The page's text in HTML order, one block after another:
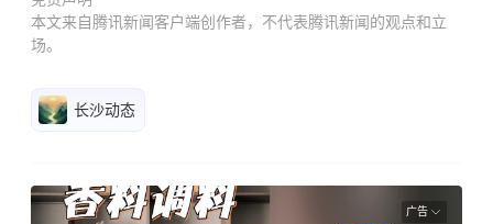
本文来自腾讯新闻客户端创作者，不代表腾讯新闻的观点和立
场。
长沙动态
广告